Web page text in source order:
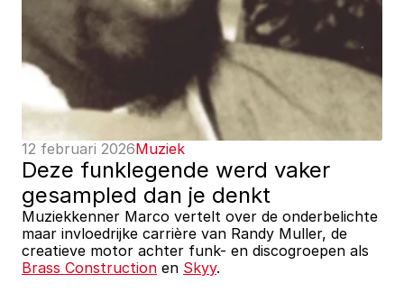
12 februari 2026Muziek
Deze funklegende werd vaker
gesampled dan je denkt
Muziekkenner Marco vertelt over de onderbelichte
maar invloedrijke carrière van Randy Muller, de
Brass Construction en Skyy.